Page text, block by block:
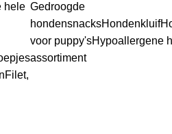
hele
Filet,
Gedroogde
hondensnacksHondenkluif
voor puppy'sHypoallergene
assortiment